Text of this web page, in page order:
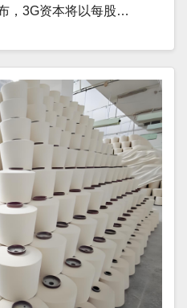
，3G资本将以每股…